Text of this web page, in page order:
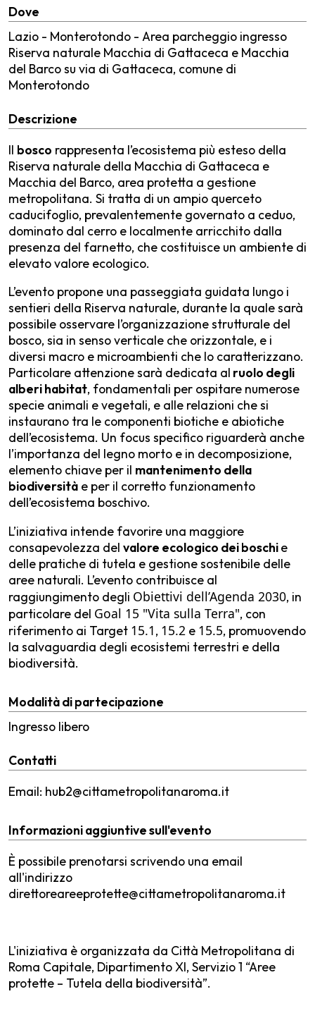
Dove
Lazio - Monterotondo - Area parcheggio ingresso
Riserva naturale Macchia di Gattaceca e Macchia
del Barco su via di Gattaceca, comune di
Monterotondo
Descrizione
Il bosco rappresenta l’ecosistema più esteso della
Riserva naturale della Macchia di Gattaceca e
Macchia del Barco, area protetta a gestione
metropolitana. Si tratta di un ampio querceto
caducifoglio, prevalentemente governato a ceduo,
dominato dal cerro e localmente arricchito dalla
presenza del farnetto, che costituisce un ambiente di
elevato valore ecologico.
L’evento propone una passeggiata guidata lungo i
sentieri della Riserva naturale, durante la quale sarà
possibile osservare l’organizzazione strutturale del
bosco, sia in senso verticale che orizzontale, e i
diversi macro e microambienti che lo caratterizzano.
Particolare attenzione sarà dedicata al ruolo degli
alberi habitat, fondamentali per ospitare numerose
specie animali e vegetali, e alle relazioni che si
instaurano tra le componenti biotiche e abiotiche
dell’ecosistema. Un focus specifico riguarderà anche
l’importanza del legno morto e in decomposizione,
elemento chiave per il mantenimento della
biodiversità e per il corretto funzionamento
dell’ecosistema boschivo.
L’iniziativa intende favorire una maggiore
consapevolezza del valore ecologico dei boschie
delle pratiche di tutela e gestione sostenibile delle
aree naturali. L’evento contribuisce al
raggiungimento degli Obiettivi dell’Agenda 2030, in
particolare del Goal 15 "Vita sulla Terra", con
riferimento ai Target 15.1, 15.2 e 15.5, promuovendo
la salvaguardia degli ecosistemi terrestri e della
biodiversità.
Modalità di partecipazione
Ingresso libero
Contatti
Email: hub2@cittametropolitanaroma.it
Informazioni aggiuntive sull'evento
È possibile prenotarsi scrivendo una email
all'indirizzo
direttoreareeprotette@cittametropolitanaroma.it
L'iniziativa è organizzata da Città Metropolitana di
Roma Capitale, Dipartimento XI, Servizio 1 “Aree
protette – Tutela della biodiversità”.